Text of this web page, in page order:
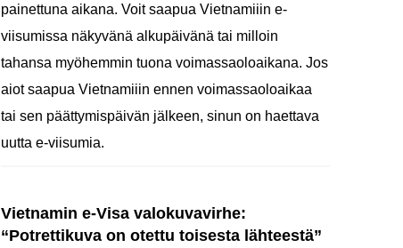
painettuna aikana. Voit saapua Vietnamiiin e-
viisumissa näkyvänä alkupäivänä tai milloin
tahansa myöhemmin tuona voimassaoloaikana. Jos
aiot saapua Vietnamiiin ennen voimassaoloaikaa
tai sen päättymispäivän jälkeen, sinun on haettava
uutta e-viisumia.
Vietnamin e-Visa valokuvavirhe:
“Potrettikuva on otettu toisesta lähteestä”